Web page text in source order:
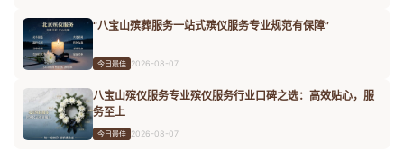
“八宝山殡葬服务一站式殡仪服务专业规范有保障”
今日最佳 2026-08-07
八宝山殡仪服务专业殡仪服务行业口碑之选：高效贴心，服
务至上
今日最佳 2026-08-07